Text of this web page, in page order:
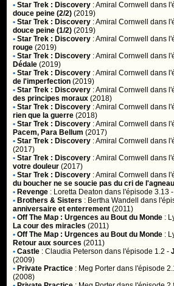
• Star Trek : Discovery :Amiral Cornwell dans
douce peine (2/2) (2019)
• Star Trek : Discovery :Amiral Cornwell dans
douce peine (1/2) (2019)
• Star Trek : Discovery :Amiral Cornwell dans
rouge (2019)
• Star Trek : Discovery :Amiral Cornwell dans
Dédale (2019)
• Star Trek : Discovery :Amiral Cornwell dans
de l'imperfection (2019)
• Star Trek : Discovery :Amiral Cornwell dans
des principes moraux (2018)
• Star Trek : Discovery :Amiral Cornwell dans
rien que la guerre (2018)
• Star Trek : Discovery :Amiral Cornwell dans
Pacem, Para Bellum (2017)
• Star Trek : Discovery :Amiral Cornwell dans
(2017)
• Star Trek : Discovery :Amiral Cornwell dans
votre douleur (2017)
• Star Trek : Discovery :Amiral Cornwell dans
du boucher ne se soucie pas du cri de l'agneau
• Revenge : Loretta Deaton dans l'épisode 3.13 -
• Brothers & Sisters : Bertha Wandell dans
anniversaire et enterrement (2011)
• Off The Map : Urgences au Bout du Monde :
La cour des miracles (2011)
• Off The Map : Urgences au Bout du Monde :
Retour aux sources (2011)
• Castle :Claudia Peterson dans l'épisode 1.2 -
(2009)
• Private Practice : Meg Porter dans l'épisode
(2008)